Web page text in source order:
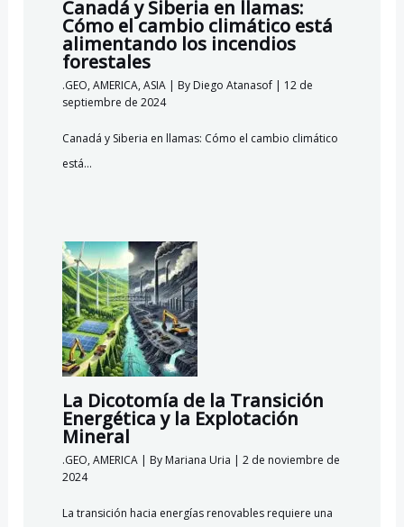
Canadá y Siberia en llamas:
Cómo el cambio climático está
alimentando los incendios
forestales
.GEO,AMERICA,ASIA| By Diego Atanasof | 12 de
septiembre de 2024
Canadá y Siberia en llamas: Cómo el cambio climático
está…
La Dicotomía de la Transición
Energética y la Explotación
Mineral
.GEO,AMERICA| By Mariana Uria | 2 de noviembre de
2024
La transición hacia energías renovables requiere una